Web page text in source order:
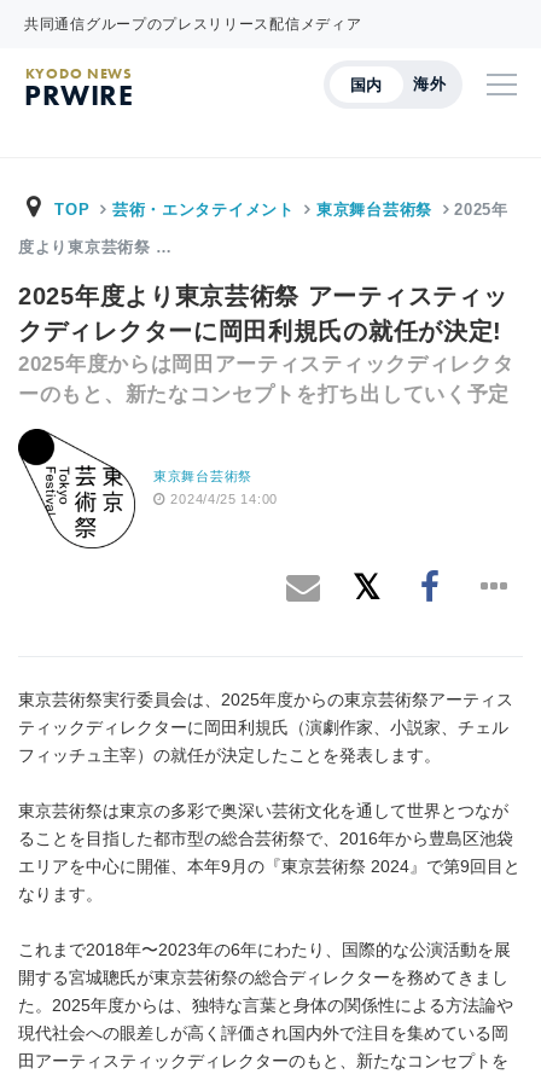
共同通信グループのプレスリリース配信メディア
国内 海外
KYODO NEWS
PRWIRE
TOP 芸術・エンタテイメント 東京舞台芸術祭 2025年
度より東京芸術祭 …
2025年度より東京芸術祭 アーティスティッ
クディレクターに岡田利規氏の就任が決定!
2025年度からは岡田アーティスティックディレクタ
ーのもと、新たなコンセプトを打ち出していく予定
東京舞台芸術祭
2024/4/25 14:00
東京芸術祭実行委員会は、2025年度からの東京芸術祭アーティス
ティックディレクターに岡田利規氏（演劇作家、小説家、チェル
フィッチュ主宰）の就任が決定したことを発表します。
東京芸術祭は東京の多彩で奥深い芸術文化を通して世界とつなが
ることを目指した都市型の総合芸術祭で、2016年から豊島区池袋
エリアを中心に開催、本年9月の『東京芸術祭 2024』で第9回目と
なります。
これまで2018年〜2023年の6年にわたり、国際的な公演活動を展
開する宮城聰氏が東京芸術祭の総合ディレクターを務めてきまし
た。2025年度からは、独特な言葉と身体の関係性による方法論や
現代社会への眼差しが高く評価され国内外で注目を集めている岡
田アーティスティックディレクターのもと、新たなコンセプトを